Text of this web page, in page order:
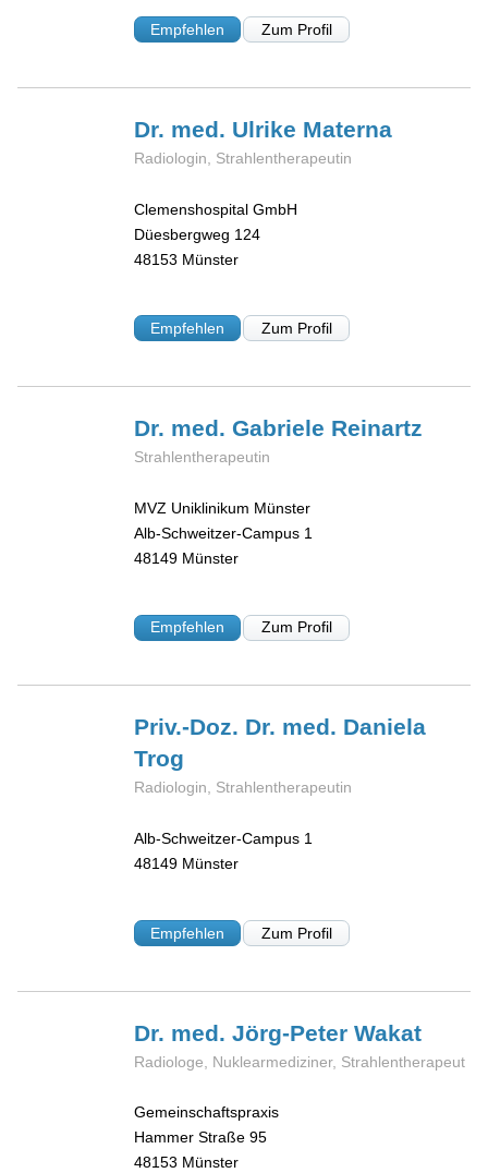
Empfehlen Zum Profil
Dr. med. Ulrike Materna
Radiologin, Strahlentherapeutin
Clemenshospital GmbH
Düesbergweg 124
48153 Münster
Empfehlen Zum Profil
Dr. med. Gabriele Reinartz
Strahlentherapeutin
MVZ Uniklinikum Münster
Alb-Schweitzer-Campus 1
48149 Münster
Empfehlen Zum Profil
Priv.-Doz. Dr. med. Daniela
Trog
Radiologin, Strahlentherapeutin
Alb-Schweitzer-Campus 1
48149 Münster
Empfehlen Zum Profil
Dr. med. Jörg-PeterWakat
Radiologe, Nuklearmediziner, Strahlentherapeut
Gemeinschaftspraxis
Hammer Straße 95
48153 Münster